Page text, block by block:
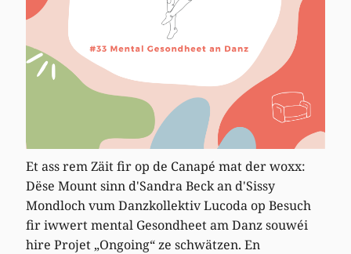
Et ass rem Zäit fir op de Canapé mat der woxx:
Dëse Mount sinn d'Sandra Beck an d'Sissy
Mondloch vum Danzkollektiv Lucoda op Besuch
fir iwwert mental Gesondheet am Danz souwéi
hire Projet „Ongoing“ ze schwätzen. En